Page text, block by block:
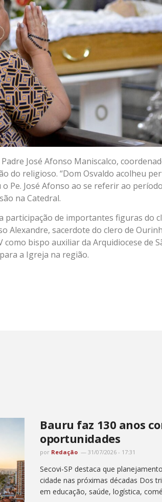
José Afonso Maniscalco,
do religioso. “Dom Osvaldo acolheu
Pe. José Afonso ao se referir ao
na Catedral.
participação de importantes figuras do
Alexandre, sacerdote do clero de
bispo auxiliar da Arquidiocese de
a Igreja na região.
Bauru faz 130 anos
oportunidades
por Redação 31/07/2026 - 17:31
Secovi-SP destaca que
cidade nas próximas décadas Dos
em educação, saúde, logística,